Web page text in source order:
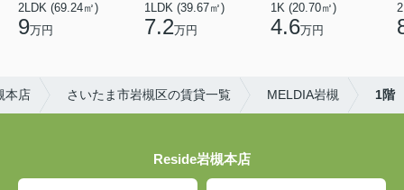
2LDK (69.24㎡)
9万円
1LDK (39.67㎡)
7.2万円
1K (20.70㎡)
4.6万円
本店 さいたま市岩槻区の賃貸一覧 MELDIA岩槻 1階
Reside岩槻本店